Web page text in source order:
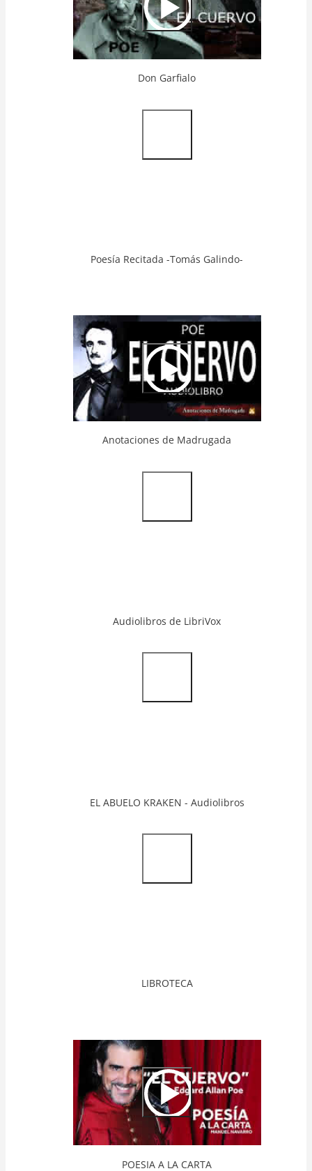
Don Garfialo
Url
Poesía Recitada -Tomás Galindo-
Video
Url
Anotaciones de Madrugada
Url
Audiolibros de LibriVox
Url
EL ABUELO KRAKEN - Audiolibros
Url
LIBROTECA
Video
Url
POESIA A LA CARTA